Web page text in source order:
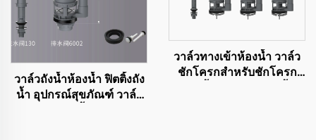
วาล์วถังน้ำห้องน้ำ ฟิตติ้งถัง
น้ำ อุปกรณ์สุขภัณฑ์ วาล์ว
วาล์วทางเข้าห้องน้ำ วาล์ว
ชักโครกสำหรับชักโครก